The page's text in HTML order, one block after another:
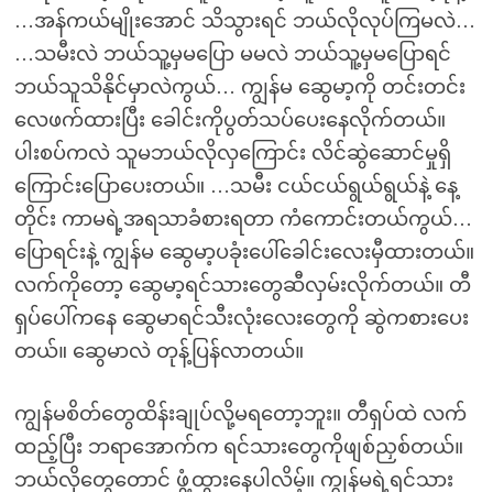
…အန်ကယ်မျိုးအောင် သိသွားရင် ဘယ်လိုလုပ်ကြမလဲ…
…သမီးလဲ ဘယ်သူ့မှမပြော မမလဲ ဘယ်သူ့မှမပြောရင်
ဘယ်သူသိနိုင်မှာလဲကွယ်… ကျွန်မ ဆွေမာ့ကို တင်းတင်း
လေဖက်ထားပြီး ခေါင်းကိုပွတ်သပ်ပေးနေလိုက်တယ်။
ပါးစပ်ကလဲ သူမဘယ်လိုလှကြောင်း လိင်ဆွဲဆောင်မှုရှိ
ကြောင်းပြောပေးတယ်။ …သမီး ငယ်ငယ်ရွယ်ရွယ်နဲ့ နေ့
တိုင်း ကာမရဲ့အရသာခံစားရတာ ကံကောင်းတယ်ကွယ်…
ပြောရင်းနဲ့ ကျွန်မ ဆွေမာ့ပခုံးပေါ်ခေါင်းလေးမှီထားတယ်။
လက်ကိုတော့ ဆွေမာ့ရင်သားတွေဆီလှမ်းလိုက်တယ်။ တီ
ရှပ်ပေါ်ကနေ ဆွေမာရင်သီးလုံးလေးတွေကို ဆွဲကစားပေး
တယ်။ ဆွေမာလဲ တုန့်ပြန်လာတယ်။
ကျွန်မစိတ်တွေထိန်းချုပ်လို့မရတော့ဘူး။ တီရှပ်ထဲ လက်
ထည့်ပြီး ဘရာအောက်က ရင်သားတွေကိုဖျစ်ညှစ်တယ်။
ဘယ်လိုတွေတောင် ဖွံ့ထွားနေပါလိမ့်။ ကျွန်မရဲ့ရင်သား